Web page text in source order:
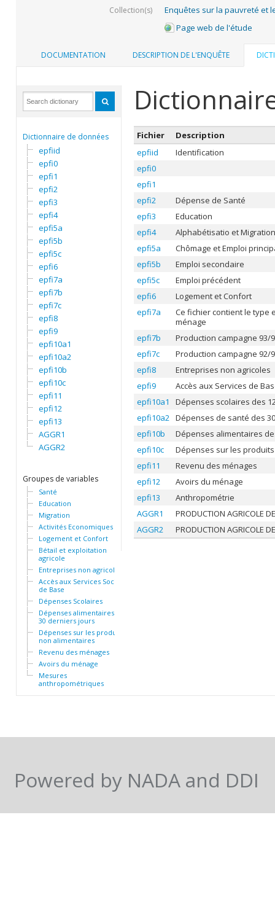
Collection(s)
Enquêtes sur la pauvreté et
Page web de l'étude
DOCUMENTATION DESCRIPTION DE L'ENQUÊTE
Dictionnaire de données
epfiid
epfi0
epfi1
epfi2
epfi3
epfi4
epfi5a
epfi5b
epfi5c
epfi6
epfi7a
epfi7b
epfi7c
epfi8
epfi9
epfi10a1
epfi10a2
epfi10b
epfi10c
epfi11
epfi12
epfi13
AGGR1
AGGR2
Groupes de variables
Santé
Education
Migration
Activités Economiques
Logement et Confort
Bétail et exploitation
agricole
Entreprises non agricoles
Accès aux Services Sociaux
de Base
Dépenses Scolaires
Dépenses alimentaires des
30 derniers jours
Dépenses sur les produits
non alimentaires
Revenu des ménages
Avoirs du ménage
Mesures
anthropométriques
Fichier
Description
epfiid
Identification
epfi0
epfi1
epfi2
Dépense de Santé
epfi3
Education
epfi4
Alphabétisatio et Migration
epfi5a
Chômage et Emploi
epfi5b
Emploi secondaire
epfi5c
Emploi précédent
epfi6
Logement et Confort
epfi7a
Ce fichier contient le type
ménage
epfi7b
Production campagne 93/
epfi7c
Production campagne 92/
epfi8
Entreprises non agricoles
epfi9
Accès aux Services de
epfi10a1
Dépenses scolaires des
epfi10a2 Dépenses de santé des
epfi10b
Dépenses alimentaires
epfi10c
Dépenses sur les
epfi11
Revenu des ménages
epfi12
Avoirs du ménage
epfi13
Anthropométrie
AGGR1
PRODUCTION AGRICOLE
AGGR2
PRODUCTION AGRICOLE
Powered by NADA and DDI